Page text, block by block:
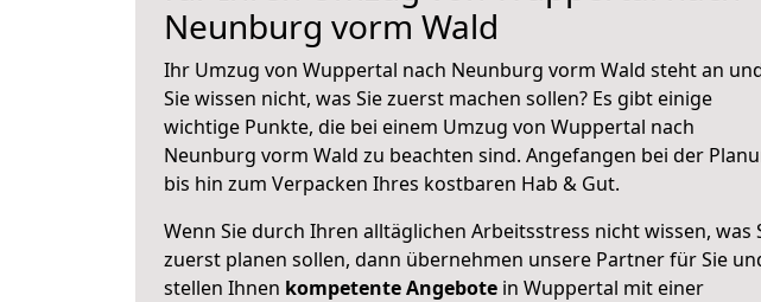
Neunburg vorm Wald
Ihr Umzug von Wuppertal nach Neunburg vorm Wald steht an
Sie wissen nicht, was Sie zuerst machen sollen? Es gibt einige
wichtige Punkte, die bei einem Umzug von Wuppertal nach
Neunburg vorm Wald zu beachten sind. Angefangen bei der
bis hin zum Verpacken Ihres kostbaren Hab & Gut.
Wenn Sie durch Ihren alltäglichen Arbeitsstress nicht wissen, was
zuerst planen sollen, dann übernehmen unsere Partner für Sie
stellen Ihnen kompetente Angebote in Wuppertal mit einer